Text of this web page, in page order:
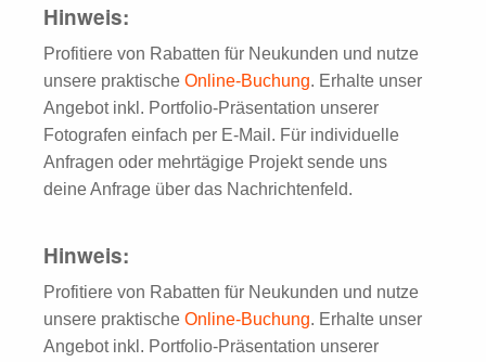
Hinweis:
Profitiere von Rabatten für Neukunden und nutze
unsere praktische Online-Buchung. Erhalte unser
Angebot inkl. Portfolio-Präsentation unserer
Fotografen einfach per E-Mail. Für individuelle
Anfragen oder mehrtägige Projekt sende uns
deine Anfrage über das Nachrichtenfeld.
Hinweis:
Profitiere von Rabatten für Neukunden und nutze
unsere praktische Online-Buchung. Erhalte unser
Angebot inkl. Portfolio-Präsentation unserer